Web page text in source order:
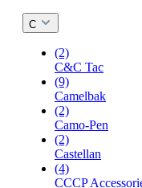
C
(2)
C&C Tac
(9)
Camelbak
(2)
Camo-Pen
(2)
Castellan
(4)
CCCP